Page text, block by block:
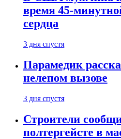
время 45-
сердца
3 дня спустя
Парамедик
нелепом вызове
3 дня спустя
Строители
полтергейсте в